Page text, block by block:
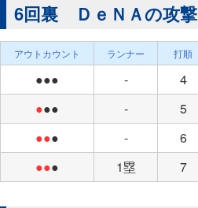
6回裏 ＤｅＮＡの攻撃
アウトカウント ランナー 打順
●●● - 4
●●● - 5
●●● - 6
●●● 1塁 7